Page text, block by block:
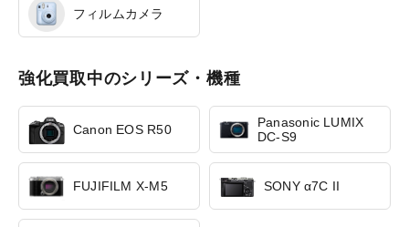
フィルムカメラ
強化買取中のシリーズ・機種
Canon EOS R50
Panasonic LUMIX
DC-S9
FUJIFILM X-M5 SONY α7C II